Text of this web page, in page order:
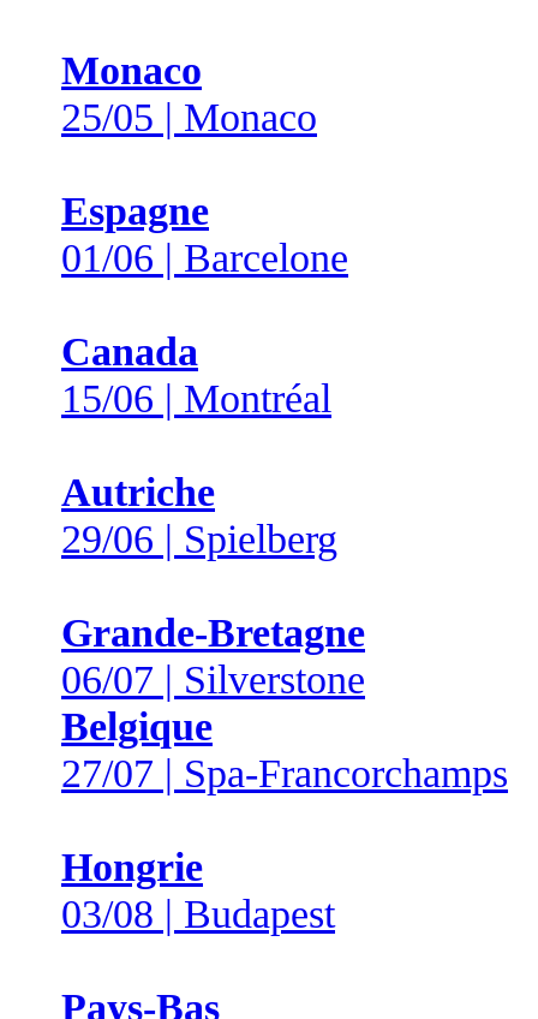
Monaco
25/05 | Monaco
Espagne
01/06 | Barcelone
Canada
15/06 | Montréal
Autriche
29/06 | Spielberg
Grande-Bretagne
06/07 | Silverstone
Belgique
27/07 | Spa-Francorchamps
Hongrie
03/08 | Budapest
Pays-Bas